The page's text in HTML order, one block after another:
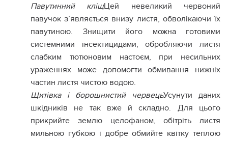
Павутинний кліщЦей невеликий червоний
павучок з’являється внизу листя, обволікаючи їх
павутиною. Знищити його можна готовими
системними інсектицидами, обробляючи листя
слабким тютюновим настоєм, при несильних
ураженнях може допомогти обмивання нижніх
частин листя чистою водою.
Щитівка і борошнистий червецьУсунути даних
шкідників не так вже й складно. Для цього
прикрийте землю целофаном, обітріть листя
мильною губкою і добре обмийте квітку теплою